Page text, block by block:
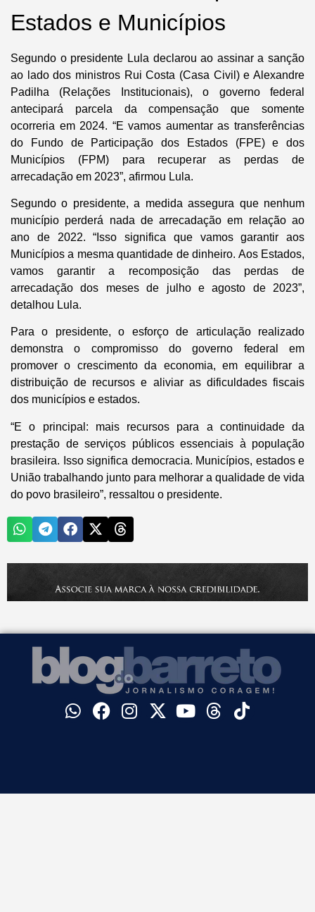
Estados e Municípios
Segundo o presidente Lula declarou ao assinar a sanção
ao lado dos ministros Rui Costa (Casa Civil) e Alexandre
Padilha (Relações Institucionais), o governo federal
antecipará parcela da compensação que somente
ocorreria em 2024. “E vamos aumentar as transferências
do Fundo de Participação dos Estados (FPE) e dos
Municípios (FPM) para recuperar as perdas de
arrecadação em 2023”, afirmou Lula.
Segundo o presidente, a medida assegura que nenhum
município perderá nada de arrecadação em relação ao
ano de 2022. “Isso significa que vamos garantir aos
Municípios a mesma quantidade de dinheiro. Aos Estados,
vamos garantir a recomposição das perdas de
arrecadação dos meses de julho e agosto de 2023”,
detalhou Lula.
Para o presidente, o esforço de articulação realizado
demonstra o compromisso do governo federal em
promover o crescimento da economia, em equilibrar a
distribuição de recursos e aliviar as dificuldades fiscais
dos municípios e estados.
“E o principal: mais recursos para a continuidade da
prestação de serviços públicos essenciais à população
brasileira. Isso significa democracia. Municípios, estados e
União trabalhando junto para melhorar a qualidade de vida
do povo brasileiro”, ressaltou o presidente.